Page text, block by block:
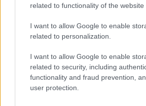
related to functionality of the website
I want to allow Google to enable
related to personalization.
I want to allow Google to enable
related to security, including
functionality and fraud prevention,
user protection.